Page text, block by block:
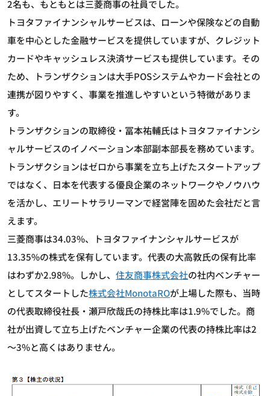
2名も、もともとは三菱商事の社員でした。
トヨタファイナンシャルサービスは、ローンや保険などの自動
車を中心とした金融サービスを提供していますが、クレジット
カードやキャッシュレス決済サービスも提供しています。その
ため、トランザクションは大手POSシステムやカード会社との
連携が図りやすく、事業を推進しやすいという特徴がありま
す。
トランザクションの取締役・冨本祐輔氏はトヨタファイナンシ
ャルサービスのイノベーション本部副本部長を務めています。
トランザクションはゼロから事業を立ち上げたスタートアップ
ではなく、日本を代表する優良企業のネットワークやノウハウ
を活かし、エリートサラリーマンで経営陣を固めた会社だと言
えます。
三菱商事は34.03%、トヨタファイナンシャルサービスが
13.35%の株式を保有しています。代表の大高敦氏の保有比率
はわずか2.98%。しかし、 住友商事株式会社の社内ベンチャー
としてスタートした株式会社MonotaROが上場した際も、当時
の代表取締役社長・瀬戸欣哉氏の持株比率は1.9%でした。商
社が出資して立ち上げたベンチャー企業の代表の持株比率は2
～3%と高くはありません。